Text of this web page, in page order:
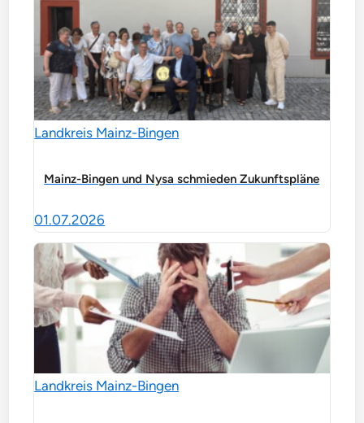
Landkreis Mainz-Bingen
Mainz-Bingen und Nysa schmieden Zukunftspläne
01.07.2026
Landkreis Mainz-Bingen